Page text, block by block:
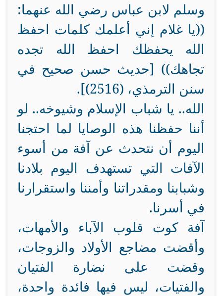
وسلم لابن عباس رضي الله عنهما:
((يا غلام إني أعلمك كلمات احفظ
الله يحفظك احفظ الله تجده
تجاهك)) [حديث حسن صحيح في
سنن الترمذي، (2516)].
الله.. يا شباب الإسلام وشيوخه.. لو
أننا حفظنا هذه الوصايا لما احتجنا
اليوم أن نتحدث عن آفة من أسوء
الآفات التي تستهدف اليوم بلادنا
وشبابنا ومقدراتنا وأمننا واستقرارنا
في أسرنا.
آفة كوت قلوب الآباء والأمهات،
وأقضت مضاجع الأولاد والزوجات،
وقضت على نضارة الفتيان
والفتيات، ليس فيها فائدة واحدة،